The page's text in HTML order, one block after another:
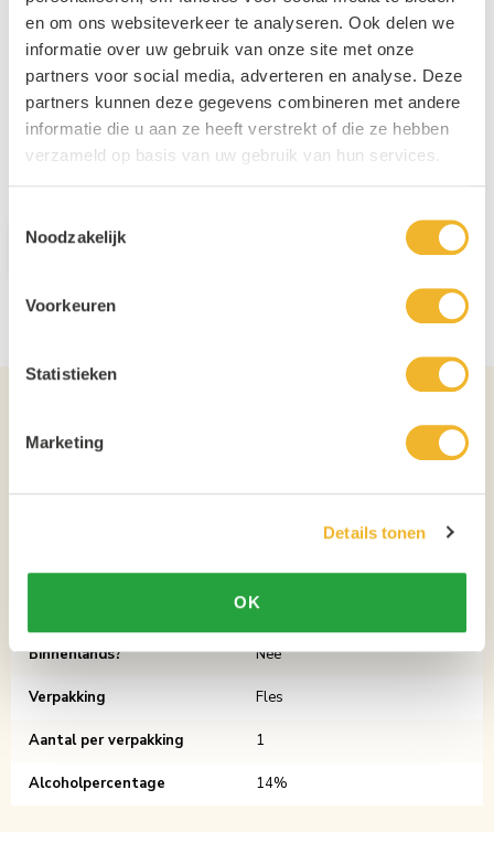
en om ons websiteverkeer te analyseren. Ook delen we
informatie over uw gebruik van onze site met onze
partners voor social media, adverteren en analyse. Deze
partners kunnen deze gegevens combineren met andere
informatie die u aan ze heeft verstrekt of die ze hebben
verzameld op basis van uw gebruik van hun services.
Noodzakelijk
Voorkeuren
Statistieken
Marketing
Details tonen
OK
6 x€ 10,99
Je bespaart 8%
Persoonlijke klantenservice
Afhaalshop
Gratis verzending vanaf €1000,-
Aantal
Inhoud
70cl
Likeuren
Binnenlands? Nee
Verpakking Fles
Aantal per verpakking 1
Alcoholpercentage 14%